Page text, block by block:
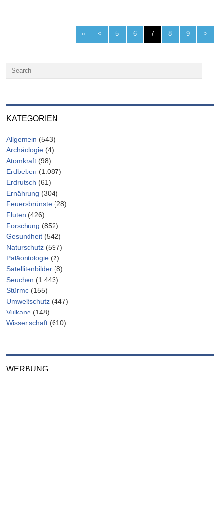
« < 5 6 7 8 9 >
KATEGORIEN
Allgemein (543)
Archäologie (4)
Atomkraft (98)
Erdbeben (1.087)
Erdrutsch (61)
Ernährung (304)
Feuersbrünste (28)
Fluten (426)
Forschung (852)
Gesundheit (542)
Naturschutz (597)
Paläontologie (2)
Satellitenbilder (8)
Seuchen (1.443)
Stürme (155)
Umweltschutz (447)
Vulkane (148)
Wissenschaft (610)
WERBUNG